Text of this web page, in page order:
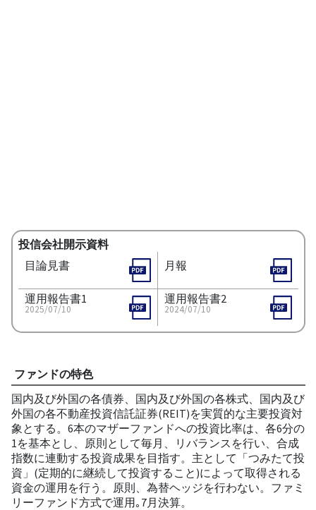
投信会社開示資料
目論見書
月報
運用報告書1
2025/07/10
運用報告書2
2024/07/10
ファンドの特色
国内及び外国の各債券、国内及び外国の各株式、国内及び
外国の各不動産投資信託証券(REIT)を実質的な主要投資対
象とする。6本のマザーファンドへの投資比率は、各6分の
1を基本とし、原則として毎月、リバランスを行い、合成
指数に連動する投資成果を目指す。主として「つみたて投
資」(定期的に継続して投資すること)によって取得される
資金の運用を行う。原則、為替ヘッジを行わない。ファミ
リーファンド方式で運用｡7月決算。